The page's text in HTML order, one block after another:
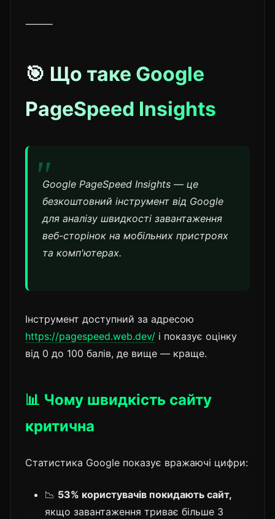
⸻
🎯 Що таке Google
PageSpeed Insights
Google PageSpeed Insights — це
безкоштовний інструмент від Google
для аналізу швидкості завантаження
веб-сторінок на мобільних пристроях
та комп'ютерах.
Інструмент доступний за адресою
https://pagespeed.web.dev/ і показує оцінку
від 0 до 100 балів, де вище — краще.
📊 Чому швидкість сайту
критична
Статистика Google показує вражаючі цифри:
📉 53% користувачів покидають сайт,
якщо завантаження триває більше 3